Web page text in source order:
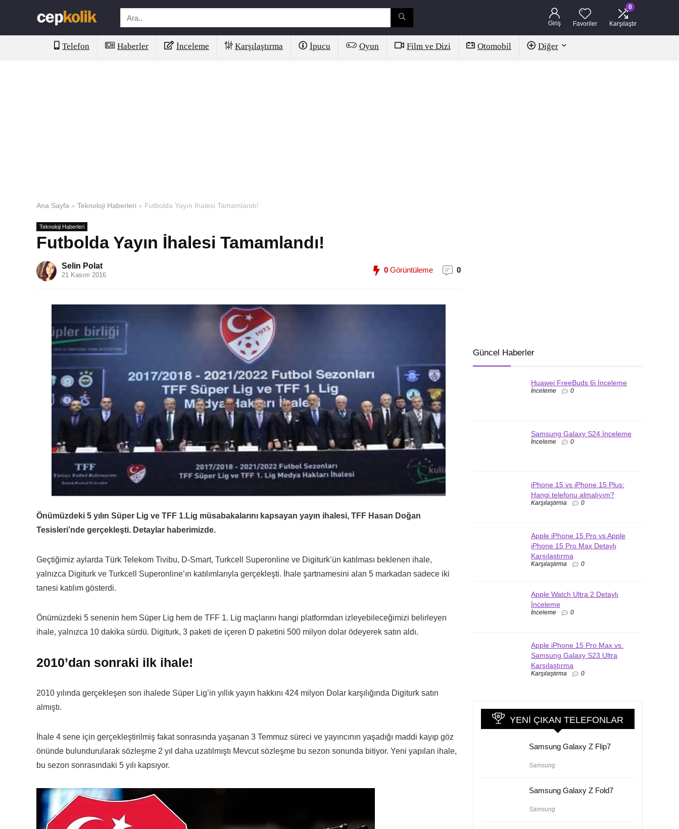
Giriş Favoriler
0
Karşılaştır
Telefon Haberler İnceleme Karşılaştırma İpucu Oyun Film ve Dizi Otomobil Diğer
Ana Sayfa » Teknoloji Haberleri » Futbolda Yayın İhalesi Tamamlandı!
Teknoloji Haberleri
Futbolda Yayın İhalesi Tamamlandı!
Selin Polat
21 Kasım 2016
0 Görüntüleme 0
Önümüzdeki 5 yılın Süper Lig ve TFF 1.Lig müsabakalarını kapsayan yayın ihalesi, TFF Hasan Doğan
Tesisleri’nde gerçekleşti. Detaylar haberimizde.
Geçtiğimiz aylarda Türk Telekom Tivibu, D-Smart, Turkcell Superonline ve Digiturk’ün katılması beklenen ihale,
yalnızca Digiturk ve Turkcell Superonline’ın katılımlarıyla gerçekleşti. İhale şartnamesini alan 5 markadan sadece iki
tanesi katılım gösterdi.
Önümüzdeki 5 senenin hem Süper Lig hem de TFF 1. Lig maçlarını hangi platformdan izleyebileceğimizi belirleyen
ihale, yalnızca 10 dakika sürdü. Digiturk, 3 paketi de içeren D paketini 500 milyon dolar ödeyerek satın aldı.
2010’dan sonraki ilk ihale!
2010 yılında gerçekleşen son ihalede Süper Lig’in yıllık yayın hakkını 424 milyon Dolar karşılığında Digiturk satın
almıştı.
İhale 4 sene için gerçekleştirilmiş fakat sonrasında yaşanan 3 Temmuz süreci ve yayıncının yaşadığı maddi kayıp göz
önünde bulundurularak sözleşme 2 yıl daha uzatılmıştı Mevcut sözleşme bu sezon sonunda bitiyor. Yeni yapılan ihale,
bu sezon sonrasındaki 5 yılı kapsıyor.
Güncel Haberler
Huawei FreeBuds 6i İnceleme
İnceleme 0
Samsung Galaxy S24 İnceleme
İnceleme 0
iPhone 15 vs iPhone 15 Plus:
Hangi telefonu almalıyım?
Karşılaştırma 0
Apple iPhone 15 Pro vs Apple
iPhone 15 Pro Max Detaylı
Karşılaştırma
Karşılaştırma 0
Apple Watch Ultra 2 Detaylı
İnceleme
İnceleme 0
Apple iPhone 15 Pro Max vs.
Samsung Galaxy S23 Ultra
Karşılaştırma
Karşılaştırma 0
YENI ÇIKAN TELEFONLAR
Samsung Galaxy Z Flip7
Samsung
Samsung Galaxy Z Fold7
Samsung